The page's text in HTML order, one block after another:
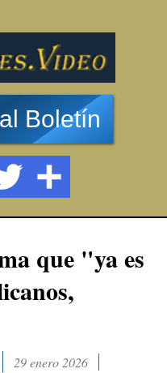
Boletín
que "ya es
29 enero 2026